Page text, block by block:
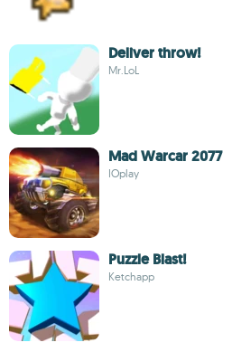
Deliver throw!
Mr.LoL
Mad Warcar 2077
IOplay
Puzzle Blast!
Ketchapp